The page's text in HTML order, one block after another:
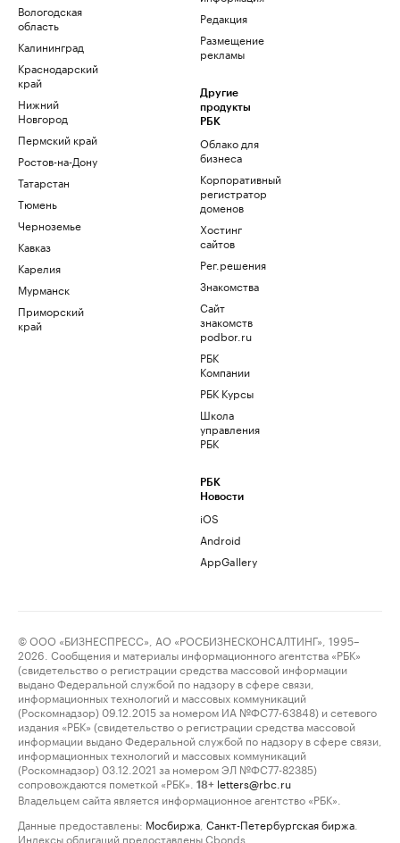
Вологодская
область
Калининград
Краснодарский
край
Нижний
Новгород
Пермский край
Ростов-на-Дону
Татарстан
Тюмень
Черноземье
Кавказ
Карелия
Мурманск
Приморский
край
Редакция
Размещение
рекламы
Другие
продукты
РБК
Облако для
бизнеса
Корпоративный
регистратор
доменов
Хостинг
сайтов
Рег.решения
Знакомства
Сайт
знакомств
podbor.ru
РБК
Компании
РБК Курсы
Школа
управления
РБК
РБК
Новости
iOS
Android
AppGallery
© ООО «БИЗНЕСПРЕСС», АО «РОСБИЗНЕСКОНСАЛТИНГ», 1995–
2026. Сообщения и материалы информационного агентства «РБК»
(свидетельство о регистрации средства массовой информации
выдано Федеральной службой по надзору в сфере связи,
информационных технологий и массовых коммуникаций
(Роскомнадзор) 09.12.2015 за номером ИА №ФС77-63848) и сетевого
издания «РБК» (свидетельство о регистрации средства массовой
информации выдано Федеральной службой по надзору в сфере связи,
информационных технологий и массовых коммуникаций
(Роскомнадзор) 03.12.2021 за номером ЭЛ №ФС77-82385)
сопровождаются пометкой «РБК».
18+ letters@rbc.ru
Владельцем сайта является информационное агентство «РБК».
Данные предоставлены: Мосбиржа Санкт-Петербургская биржа
Индексы облигаций предоставлены Cbonds.